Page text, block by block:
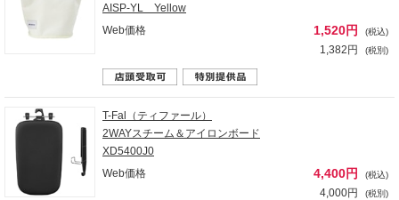
AISP-YL Yellow
Web価格
1,520円 (税込)
1,382円 (税別)
T-Fal（ティファール）
2WAYスチーム＆アイロンボード
XD5400J0
Web価格
4,400円 (税込)
4,000円 (税別)